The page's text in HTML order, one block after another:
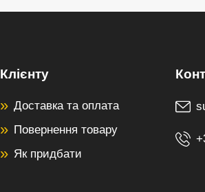
Клієнту
Доставка та оплата
Повернення товару
Як придбати